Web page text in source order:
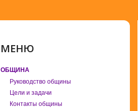
МЕНЮ
ОБЩИНА
Руководство общины
Цели и задачи
Контакты общины